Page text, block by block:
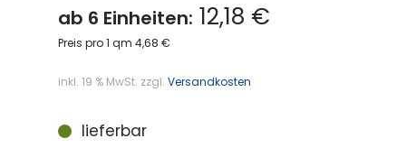
ab 6 Einheiten: 12,18 €
Preis pro 1 qm 4,68 €
inkl. 19 % MwSt. zzgl. Versandkosten
lieferbar